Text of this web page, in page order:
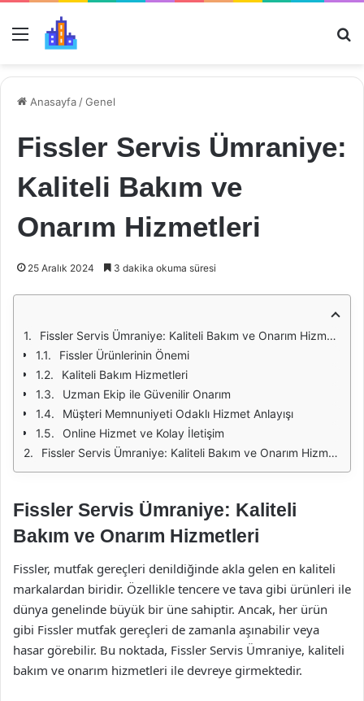
Menü
Anasayfa /Genel
Fissler Servis Ümraniye:
Kaliteli Bakım ve
Onarım Hizmetleri
25 Aralık 2024 3 dakika okuma süresi
Fissler Servis Ümraniye: Kaliteli Bakım ve Onarım Hizmetleri
Fissler Ürünlerinin Önemi
Kaliteli Bakım Hizmetleri
Uzman Ekip ile Güvenilir Onarım
Müşteri Memnuniyeti Odaklı Hizmet Anlayışı
Online Hizmet ve Kolay İletişim
Fissler Servis Ümraniye: Kaliteli Bakım ve Onarım Hizmetleri
Fissler Servis Ümraniye: Kaliteli
Bakım ve Onarım Hizmetleri
Fissler, mutfak gereçleri denildiğinde akla gelen en kaliteli
markalardan biridir. Özellikle tencere ve tava gibi ürünleri ile
dünya genelinde büyük bir üne sahiptir. Ancak, her ürün
gibi Fissler mutfak gereçleri de zamanla aşınabilir veya
hasar görebilir. Bu noktada, Fissler Servis Ümraniye, kaliteli
bakım ve onarım hizmetleri ile devreye girmektedir.